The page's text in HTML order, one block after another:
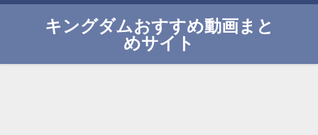
キングダムおすすめ動画まと
めサイト